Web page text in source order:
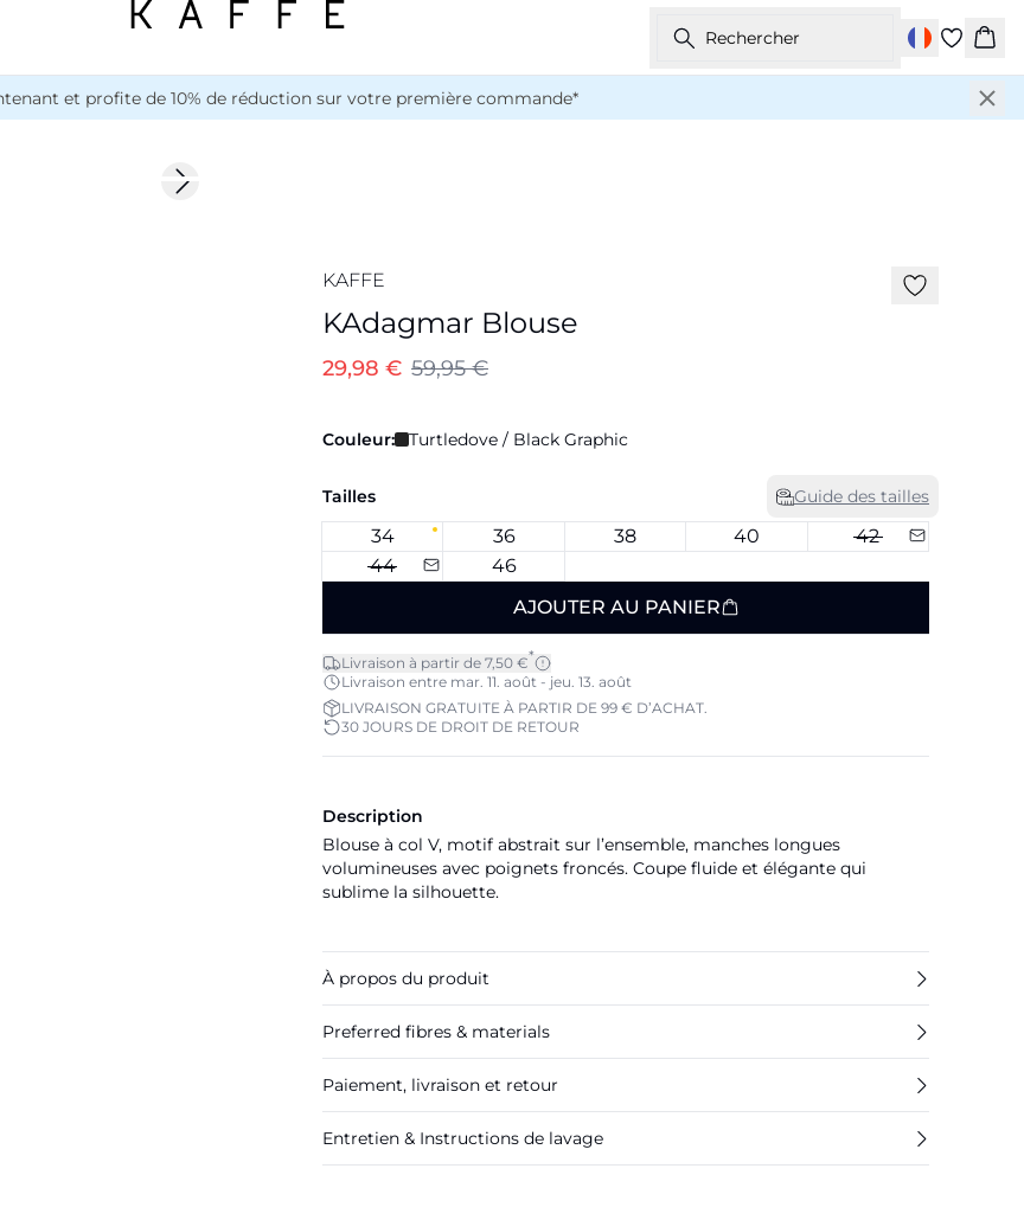
Rechercher
et profite de 10% de réduction sur votre première commande*
Next slide
KAFFE
KAdagmar Blouse
29,98 € 59,95 €
Couleur: Turtledove / Black Graphic
Tailles Guide des tailles
34 36 38 40
42
44
46
AJOUTER AU PANIER
Livraison à partir de 7,50 €*
Livraison entre mar. 11. août - jeu. 13. août
LIVRAISON GRATUITE À PARTIR DE 99 € D’ACHAT.
30 JOURS DE DROIT DE RETOUR
Description
Blouse à col V, motif abstrait sur l’ensemble, manches longues
volumineuses avec poignets froncés. Coupe fluide et élégante qui
sublime la silhouette.
À propos du produit
Preferred fibres & materials
Paiement, livraison et retour
Entretien & Instructions de lavage